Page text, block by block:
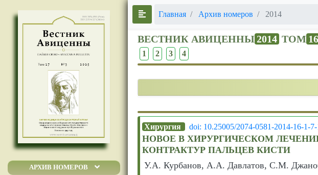
АРХИВ НОМЕРОВ
Главная Архив номеров 2014
ВЕСТНИК АВИЦЕННЫ2014 ТОМ 16
1 2 3 4
Хирургия doi: 10.25005/2074-0581-2014-16-1-
НОВОЕ В ХИРУРГИЧЕСКОМ
КОНТРАКТУР ПАЛЬЦЕВ КИСТИ
У.А. Курбанов, А.А. Давлатов, С.М.